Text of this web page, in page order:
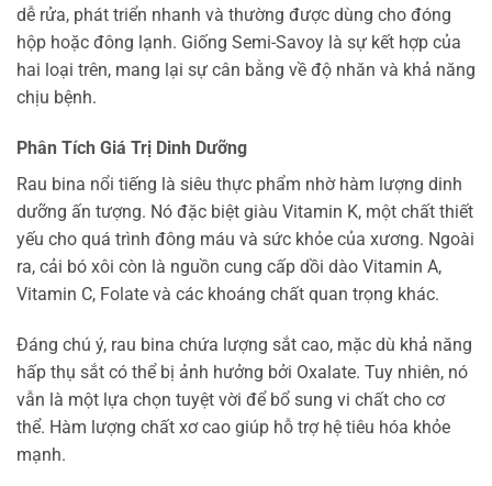
dễ rửa, phát triển nhanh và thường được dùng cho đóng
hộp hoặc đông lạnh. Giống Semi-Savoy là sự kết hợp của
hai loại trên, mang lại sự cân bằng về độ nhăn và khả năng
chịu bệnh.
Phân Tích Giá Trị Dinh Dưỡng
Rau bina nổi tiếng là siêu thực phẩm nhờ hàm lượng dinh
dưỡng ấn tượng. Nó đặc biệt giàu Vitamin K, một chất thiết
yếu cho quá trình đông máu và sức khỏe của xương. Ngoài
ra, cải bó xôi còn là nguồn cung cấp dồi dào Vitamin A,
Vitamin C, Folate và các khoáng chất quan trọng khác.
Đáng chú ý, rau bina chứa lượng sắt cao, mặc dù khả năng
hấp thụ sắt có thể bị ảnh hưởng bởi Oxalate. Tuy nhiên, nó
vẫn là một lựa chọn tuyệt vời để bổ sung vi chất cho cơ
thể. Hàm lượng chất xơ cao giúp hỗ trợ hệ tiêu hóa khỏe
mạnh.